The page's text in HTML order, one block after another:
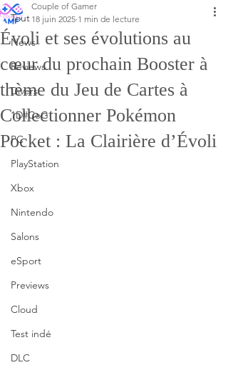
Tout
News
Reviews
Divers
1D#CoG
PC
PlayStation
Xbox
Nintendo
Salons
eSport
Previews
Cloud
Test indé
DLC
Évoli et ses évolutions au
cœur du prochain Booster à
thème du Jeu de Cartes à
Collectionner Pokémon
Pocket : La Clairière d’Évoli
Couple of Gamer
18 juin 2025 1 min de lecture